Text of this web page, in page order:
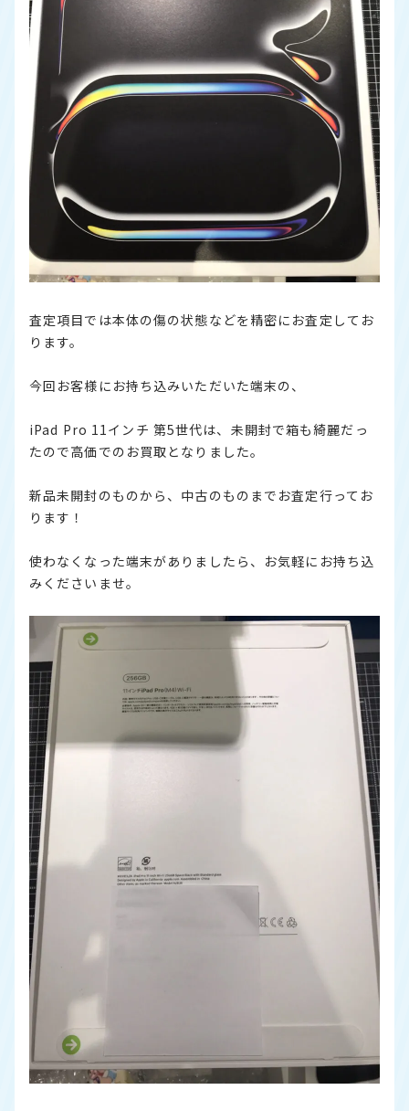
査定項目では本体の傷の状態などを精密にお査定してお
ります。
今回お客様にお持ち込みいただいた端末の、
iPad Pro 11インチ 第5世代は、未開封で箱も綺麗だっ
たので高価でのお買取となりました。
新品未開封のものから、中古のものまでお査定行ってお
ります！
使わなくなった端末がありましたら、お気軽にお持ち込
みくださいませ。